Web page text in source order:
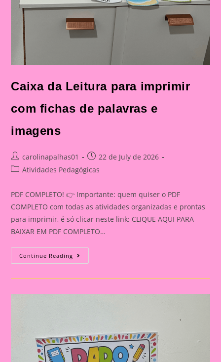
Caixa da Leitura para imprimir
com fichas de palavras e
imagens
Post
author:
carolinapalhas01
Post
published:
22 de July de 2026
PostAtividades Pedagógicas
PDF COMPLETO! 👉 Importante: quem quiser o PDF
COMPLETO com todas as atividades organizadas e prontas
para imprimir, é só clicar neste link: CLIQUE AQUI PARA
BAIXAR EM PDF COMPLETO…
Continue Reading Caixa
Da
Para